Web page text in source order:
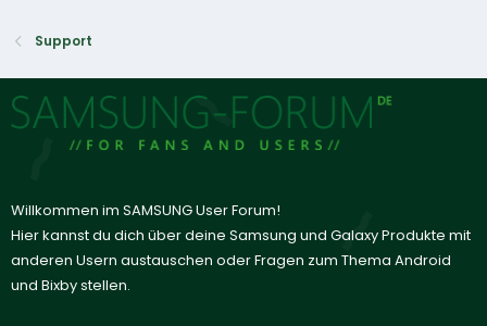
Support
Willkommen im SAMSUNG User Forum!
Hier kannst du dich über deine Samsung und Galaxy Produkte mit
anderen Usern austauschen oder Fragen zum Thema Android
und Bixby stellen.